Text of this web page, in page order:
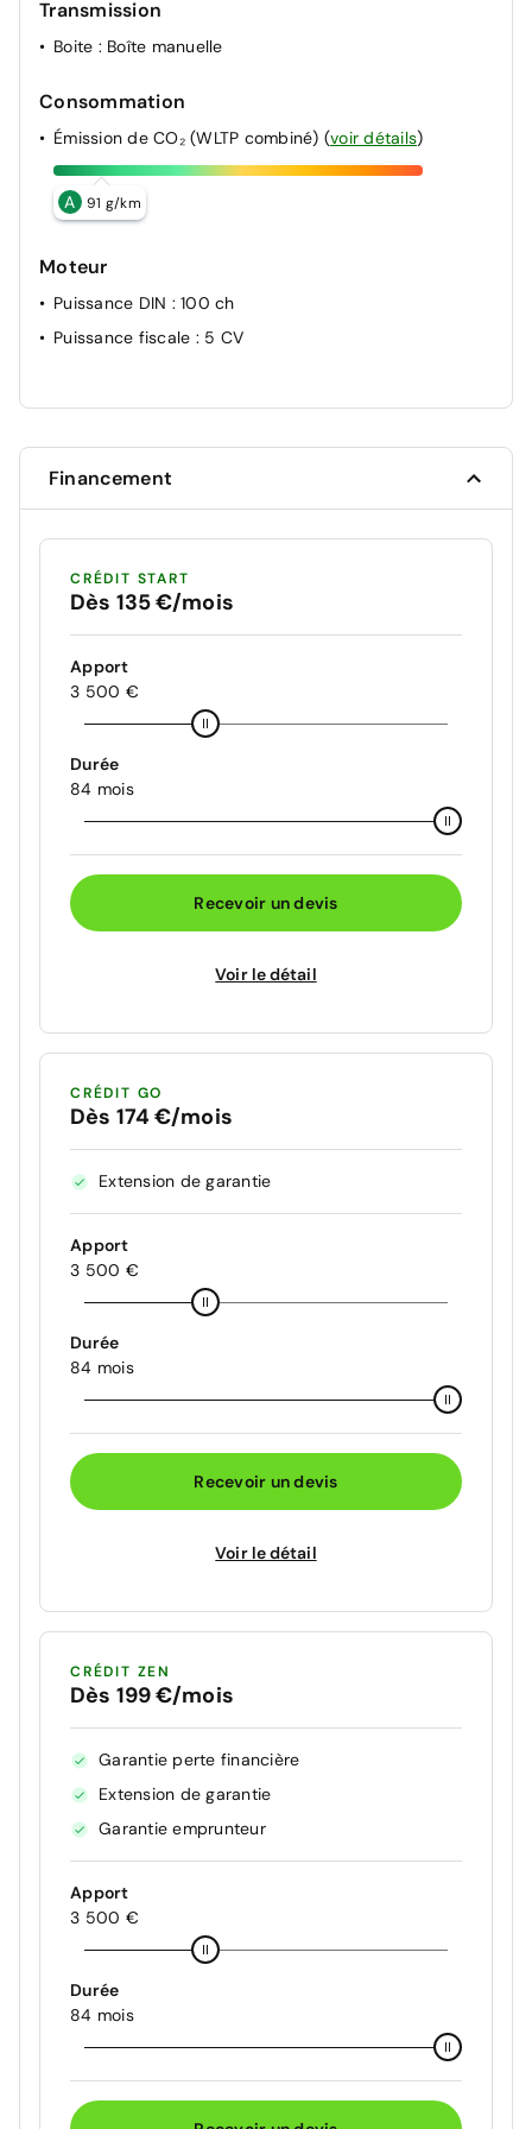
Transmission
Boite : Boîte manuelle
Consommation
Émission de CO₂ (WLTP combiné) (voir détails)
A 91 g/km
Moteur
Puissance DIN : 100 ch
Puissance fiscale : 5 CV
Financement
CRÉDIT START
Dès 135 €/mois
Apport
3 500 €
Durée
84 mois
Recevoir un devis
Voir le détail
CRÉDIT GO
Dès 174 €/mois
Extension de garantie
Apport
3 500 €
Durée
84 mois
Recevoir un devis
Voir le détail
CRÉDIT ZEN
Dès 199 €/mois
Garantie perte financière
Extension de garantie
Garantie emprunteur
Apport
3 500 €
Durée
84 mois